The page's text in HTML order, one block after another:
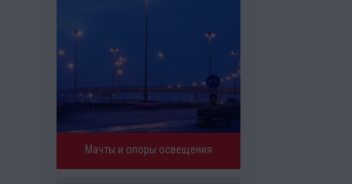
Мачты и опоры освещения